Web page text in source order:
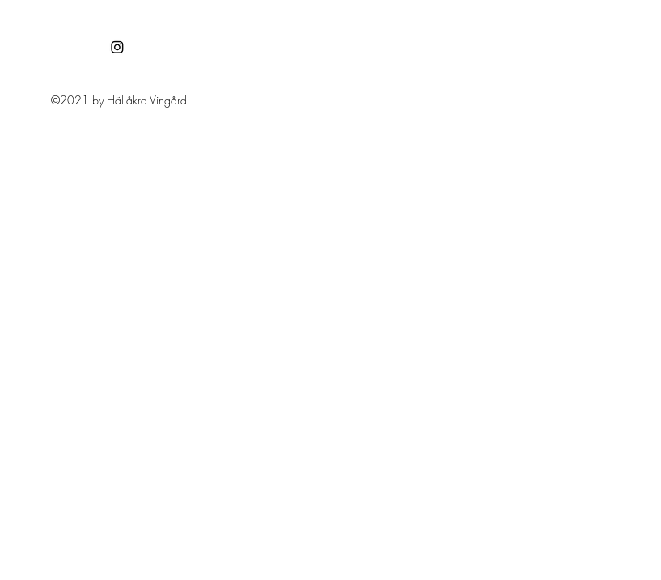
©2021 by Hällåkra Vingård.